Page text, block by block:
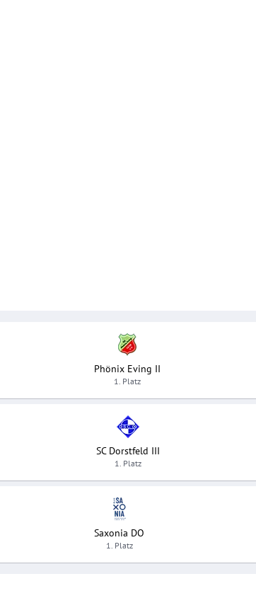
Phönix Eving II
1. Platz
SC Dorstfeld III
1. Platz
Saxonia DO
1. Platz